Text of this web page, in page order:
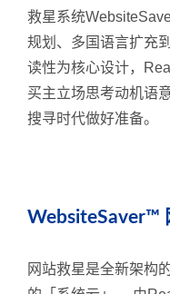
救星系统
规划、多国语言扩充
读性为核心设计，
买主立场思考动机语
搜寻时代做好准备。
WebsiteSaver™
网站救星是全新架构